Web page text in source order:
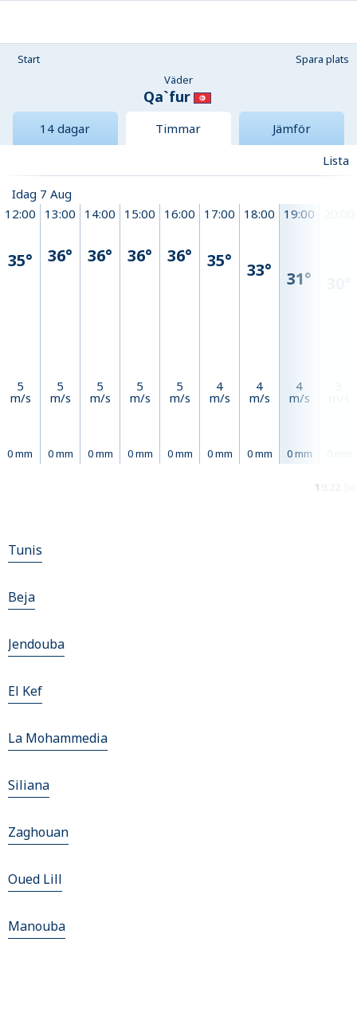
Start
Spara plats
Väder
Qa`fur
14 dagar Timmar
Jämför
Lista
Idag 7 Aug
12:00
35°
5
m/s
0 mm
13:00
36°
5
m/s
0 mm
14:00
36°
5
m/s
0 mm
15:00
36°
5
m/s
0 mm
16:00
36°
5
m/s
0 mm
17:00
35°
4
m/s
0 mm
18:00
33°
4
m/s
0 mm
19:00
31°
4
m/s
0 mm
19:22
Tunis
Beja
Jendouba
El Kef
La Mohammedia
Siliana
Zaghouan
Oued Lill
Manouba